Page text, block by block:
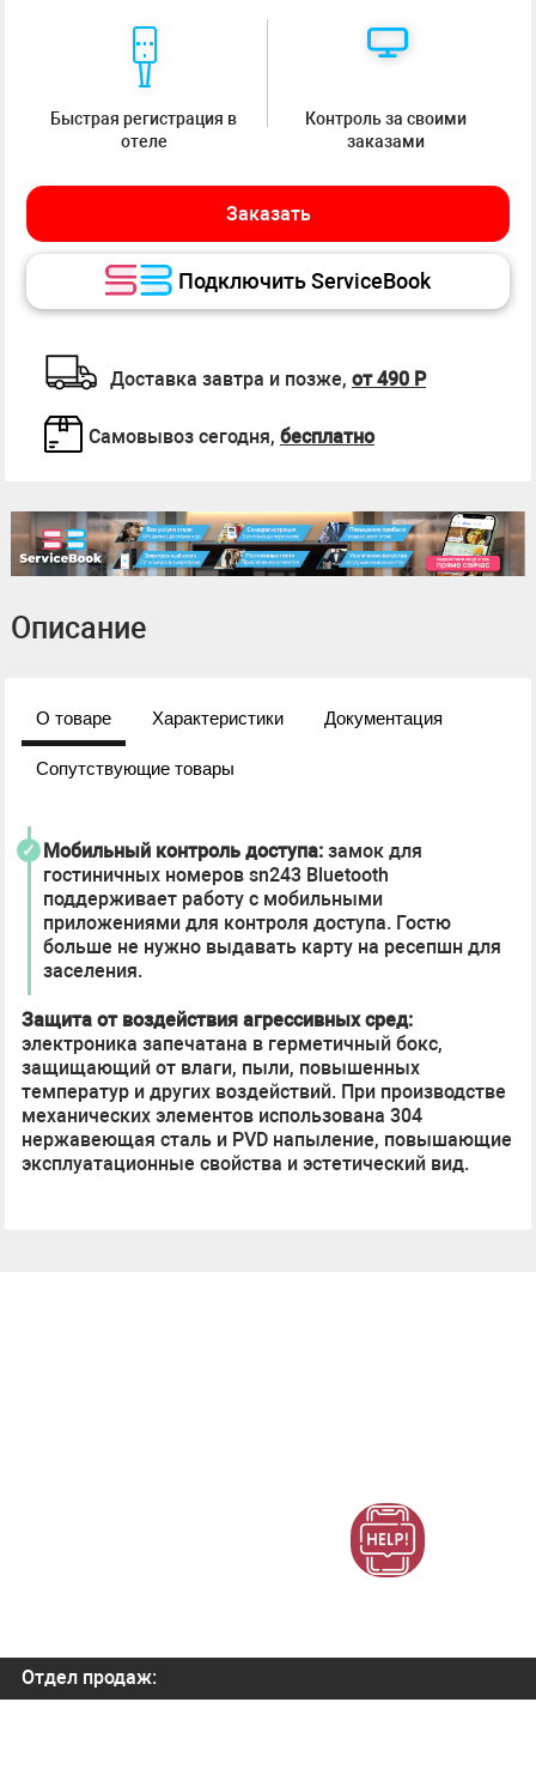
Быстрая регистрация в
отеле
Контроль за своими
заказами
Заказать
Подключить ServiceBook
Доставка завтра и позже, от 490 Р
Самовывоз сегодня, бесплатно
Описание
О товаре Характеристики Документация
Сопутствующие товары
Мобильный контроль доступа:замок для
гостиничных номеров sn243 Bluetooth
поддерживает работу с мобильными
приложениями для контроля доступа. Гостю
больше не нужно выдавать карту на ресепшн для
заселения.
Защита от воздействия агрессивных сред:
электроника запечатана в герметичный бокс,
защищающий от влаги, пыли, повышенных
температур и других воздействий. При производстве
механических элементов использована 304
нержавеющая сталь и PVD напыление, повышающие
эксплуатационные свойства и эстетический вид.
Отдел продаж: